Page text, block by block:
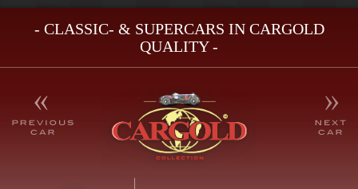
- CLASSIC- & SUPERCARS IN CARGOLD
QUALITY -